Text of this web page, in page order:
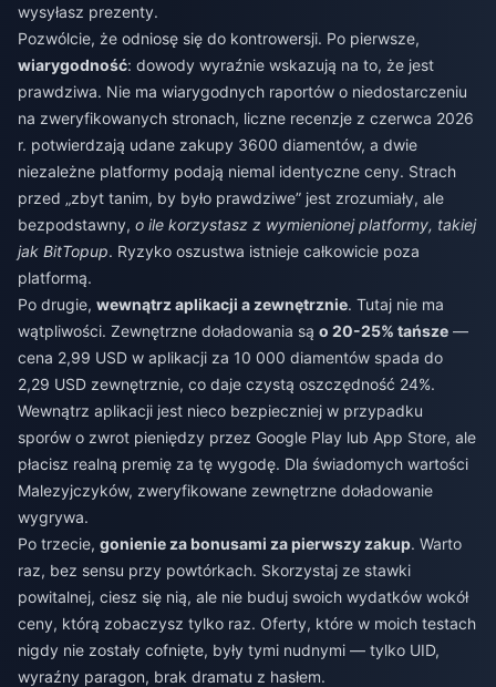
wysyłasz prezenty.
Pozwólcie, że odniosę się do kontrowersji. Po pierwsze,
wiarygodność: dowody wyraźnie wskazują na to, że jest
prawdziwa. Nie ma wiarygodnych raportów o niedostarczeniu
na zweryfikowanych stronach, liczne recenzje z czerwca 2026
r. potwierdzają udane zakupy 3600 diamentów, a dwie
niezależne platformy podają niemal identyczne ceny. Strach
przed „zbyt tanim, by było prawdziwe” jest zrozumiały, ale
bezpodstawny, o ile korzystasz z wymienionej platformy, takiej
jak BitTopup. Ryzyko oszustwa istnieje całkowicie poza
platformą.
Po drugie, wewnątrz aplikacji a zewnętrznie. Tutaj nie ma
wątpliwości. Zewnętrzne doładowania są o 20-25% tańsze —
cena 2,99 USD w aplikacji za 10 000 diamentów spada do
2,29 USD zewnętrznie, co daje czystą oszczędność 24%.
Wewnątrz aplikacji jest nieco bezpieczniej w przypadku
sporów o zwrot pieniędzy przez Google Play lub App Store, ale
płacisz realną premię za tę wygodę. Dla świadomych wartości
Malezyjczyków, zweryfikowane zewnętrzne doładowanie
wygrywa.
Po trzecie, gonienie za bonusami za pierwszy zakup. Warto
raz, bez sensu przy powtórkach. Skorzystaj ze stawki
powitalnej, ciesz się nią, ale nie buduj swoich wydatków wokół
ceny, którą zobaczysz tylko raz. Oferty, które w moich testach
nigdy nie zostały cofnięte, były tymi nudnymi — tylko UID,
wyraźny paragon, brak dramatu z hasłem.